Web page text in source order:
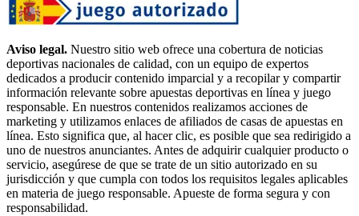
Aviso legal. Nuestro sitio web ofrece una cobertura de noticias
deportivas nacionales de calidad, con un equipo de expertos
dedicados a producir contenido imparcial y a recopilar y compartir
información relevante sobre apuestas deportivas en línea y juego
responsable. En nuestros contenidos realizamos acciones de
marketing y utilizamos enlaces de afiliados de casas de apuestas en
línea. Esto significa que, al hacer clic, es posible que sea redirigido a
uno de nuestros anunciantes. Antes de adquirir cualquier producto o
servicio, asegúrese de que se trate de un sitio autorizado en su
jurisdicción y que cumpla con todos los requisitos legales aplicables
en materia de juego responsable. Apueste de forma segura y con
responsabilidad.